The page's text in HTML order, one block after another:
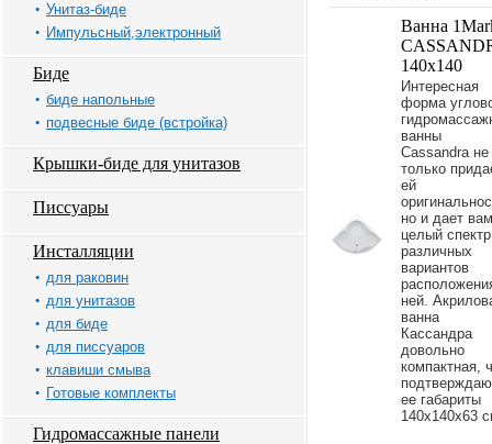
Унитаз-биде
Импульсный,электронный
Биде
биде напольные
подвесные биде (встройка)
Крышки-биде для унитазов
Писсуары
Инсталляции
для раковин
для унитазов
для биде
для писсуаров
клавиши смыва
Готовые комплекты
Гидромассажные панели
Ванна
140x140
Интересная
форма
ванны
Cassandra не
только
ей
но и дает вам
целый спектр
различных
вариантов
ней.
ванна
Кассандра
довольно
компактная,
ее габариты
140x140x63